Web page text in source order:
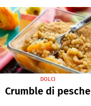
DOLCI
Crumble di pesche